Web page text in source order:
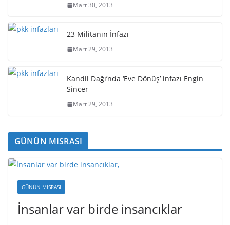
Mart 30, 2013
23 Militanın İnfazı
Mart 29, 2013
Kandil Dağı’nda ‘Eve Dönüş’ infazı Engin
Sincer
Mart 29, 2013
GÜNÜN MISRASI
GÜNÜN MISRASI
İnsanlar var birde insancıklar